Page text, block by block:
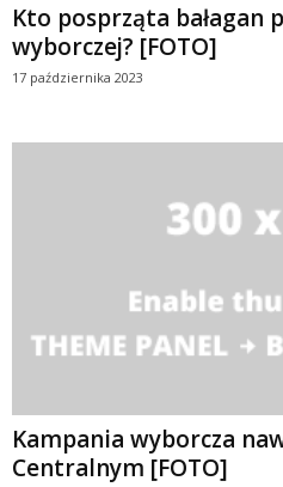
Kto posprząta bałagan
wyborczej? [FOTO]
17 października 2023
Kampania wyborcza
Centralnym [FOTO]